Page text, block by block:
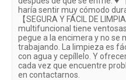
haría sentir muy cómodo
【SEGURA Y FÁCIL DE
multifuncional tiene
pegue a la encimera y no se
trabajando. La limpieza es
con agua y cepíllelo. Y
cada vez que encuentre
en contactarnos.